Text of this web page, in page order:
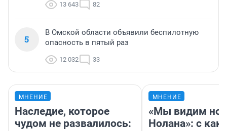
13 643 82
5
В Омской области объявили беспилотную
опасность в пятый раз
12 032 33
МНЕНИЕ
Наследие, которое
чудом не развалилось:
МНЕНИЕ
«Мы видим
Нолана»: с